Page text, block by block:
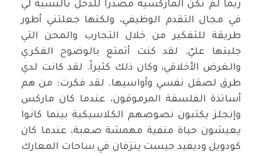
ربما لم تكن الماركسية مصدراً للدخل بالنسبة لي
في مجال التقدم الوظيفي، ولكنها جعلتني أطور
طريقة للتفكير من خلال التجارب والمحن التي
جلبتها عليّ. لقد كنت أتمتع بالوضوح الفكري
والغرض الأخلاقي، وكان ذلك كثيراً. لقد كانت لدي
طرق لصقل نفسي وأواسيها. لقد فكرت: من هم
أساتذة الفلسفة المرموقون، عندما كان ماركس
وإنجلز يكتبون نصوصهم الكلاسيكية بينما كانوا
يعيشون حياة منفية مهمشة صعبة، عندما كان
كودويل وديفيد جيست ينزفان في ساحات المعارك